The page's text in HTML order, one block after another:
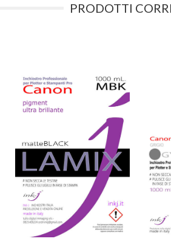
PRODOTTI